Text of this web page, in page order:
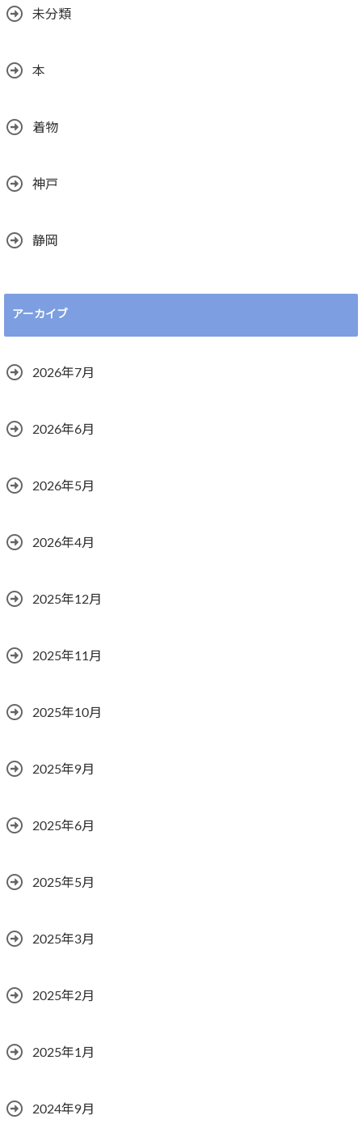
未分類
本
着物
神戸
静岡
アーカイブ
2026年7月
2026年6月
2026年5月
2026年4月
2025年12月
2025年11月
2025年10月
2025年9月
2025年6月
2025年5月
2025年3月
2025年2月
2025年1月
2024年9月